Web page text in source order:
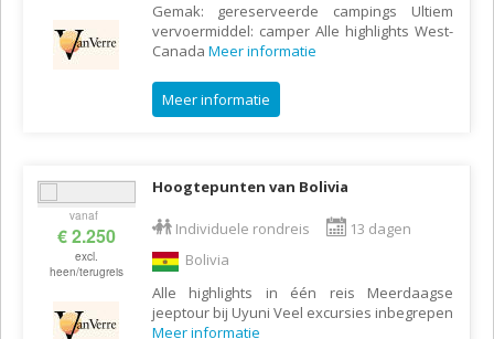
Gemak: gereserveerde campings Ultiem
vervoermiddel: camper Alle highlights West-
Canada Meer informatie
Meer informatie
vanaf
€ 2.250
excl.
heen/terugreis
Hoogtepunten van Bolivia
Individuele rondreis
13 dagen
Bolivia
Alle highlights in één reis Meerdaagse
jeeptour bij Uyuni Veel excursies inbegrepen
Meer informatie